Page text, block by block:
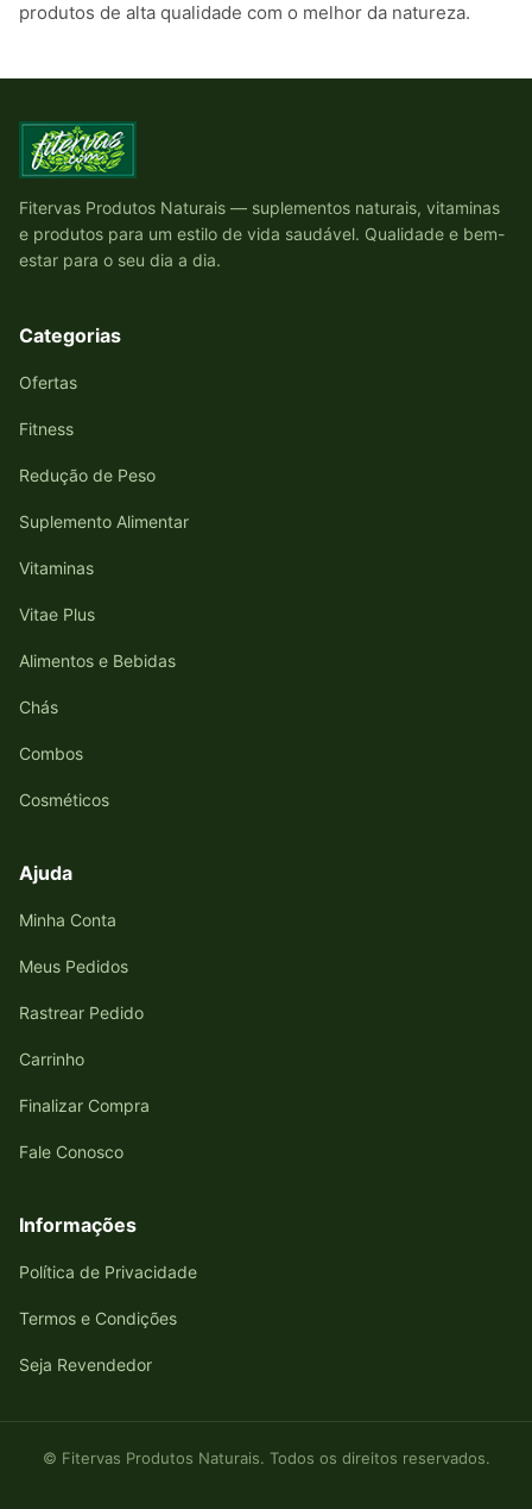
produtos de alta qualidade com o melhor da natureza.
Fitervas Produtos Naturais — suplementos naturais, vitaminas
e produtos para um estilo de vida saudável. Qualidade e bem-
estar para o seu dia a dia.
Categorias
Ofertas
Fitness
Redução de Peso
Suplemento Alimentar
Vitaminas
Vitae Plus
Alimentos e Bebidas
Chás
Combos
Cosméticos
Ajuda
Minha Conta
Meus Pedidos
Rastrear Pedido
Carrinho
Finalizar Compra
Fale Conosco
Informações
Política de Privacidade
Termos e Condições
Seja Revendedor
© Fitervas Produtos Naturais. Todos os direitos reservados.